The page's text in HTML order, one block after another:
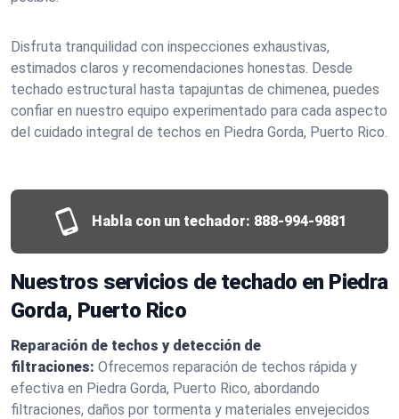
Disfruta tranquilidad con inspecciones exhaustivas,
estimados claros y recomendaciones honestas. Desde
techado estructural hasta tapajuntas de chimenea, puedes
confiar en nuestro equipo experimentado para cada aspecto
del cuidado integral de techos en Piedra Gorda, Puerto Rico.
Habla con un techador: 888-994-9881
Nuestros servicios de techado en Piedra
Gorda, Puerto Rico
Reparación de techos y detección de
filtraciones: Ofrecemos reparación de techos rápida y
efectiva en Piedra Gorda, Puerto Rico, abordando
filtraciones, daños por tormenta y materiales envejecidos